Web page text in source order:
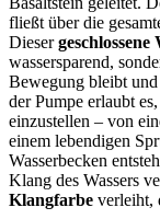
fließt über die
Dieser
wassersparend,
Bewegung bleibt
der Pumpe erlaubt
einzustellen – von
einem lebendigen
Wasserbecken
Klang des Wassers
Klangfarbe verleiht,